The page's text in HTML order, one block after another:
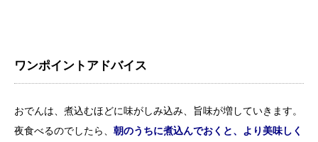
ワンポイントアドバイス
おでんは、煮込むほどに味がしみ込み、旨味が増していきます。
夜食べるのでしたら、 朝のうちに煮込んでおくと、より美味しく